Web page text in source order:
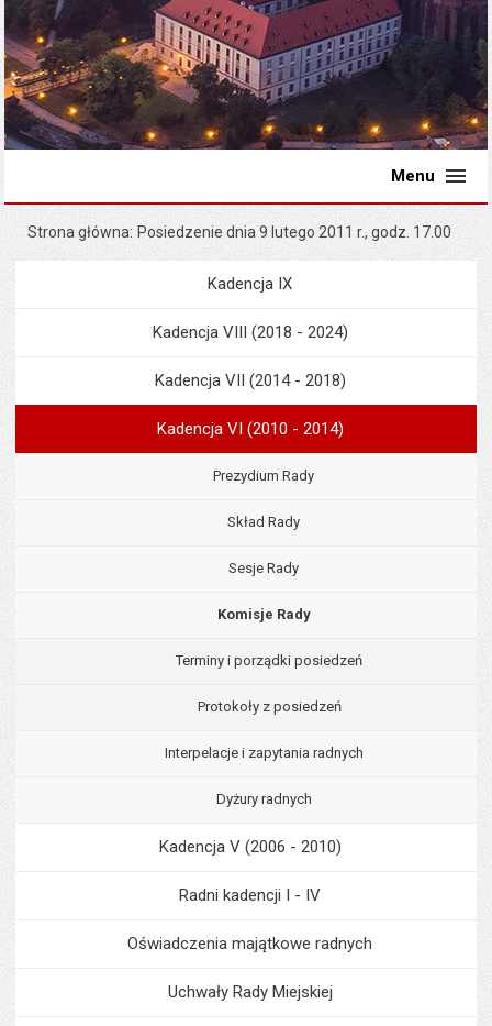
Menu
Strona główna Posiedzenie dnia 9 lutego 2011 r., godz. 17.00
Menu
Kadencja IX
Kadencja VIII (2018 - 2024)
Kadencja VII (2014 - 2018)
Kadencja VI (2010 - 2014)
Prezydium Rady
Skład Rady
Sesje Rady
Komisje Rady
Terminy i porządki posiedzeń
Protokoły z posiedzeń
Interpelacje i zapytania radnych
Dyżury radnych
Kadencja V (2006 - 2010)
Radni kadencji I - IV
Oświadczenia majątkowe radnych
Uchwały Rady Miejskiej